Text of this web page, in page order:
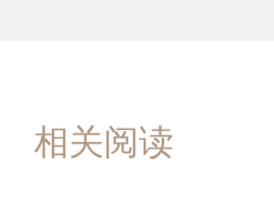
相关阅读